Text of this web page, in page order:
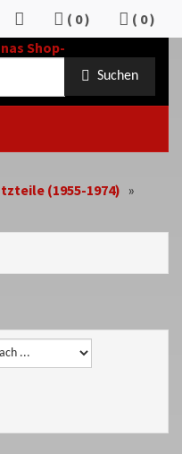
( 0) ( 0)
Suchen
(1955-1974) »